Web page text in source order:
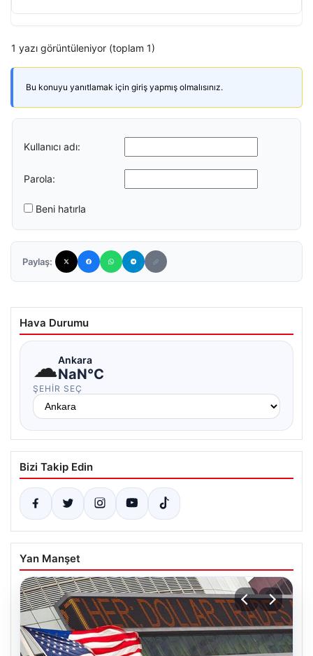
1 yazı görüntüleniyor (toplam 1)
Bu konuyu yanıtlamak için giriş yapmış olmalısınız.
Kullanıcı adı:
Parola:
Beni hatırla
Paylaş:
Hava Durumu
☁Ankara
NaN°C
ŞEHIR SEÇ
Bizi Takip Edin
Yan Manşet